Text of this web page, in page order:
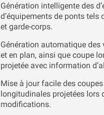
Génération intelligente des
d’équipements de ponts tels
et garde-corps.
Génération automatique des
et en plan, ainsi que coupe
projetée avec information
Mise à jour facile des coupes
longitudinales projetées lors
modifications.